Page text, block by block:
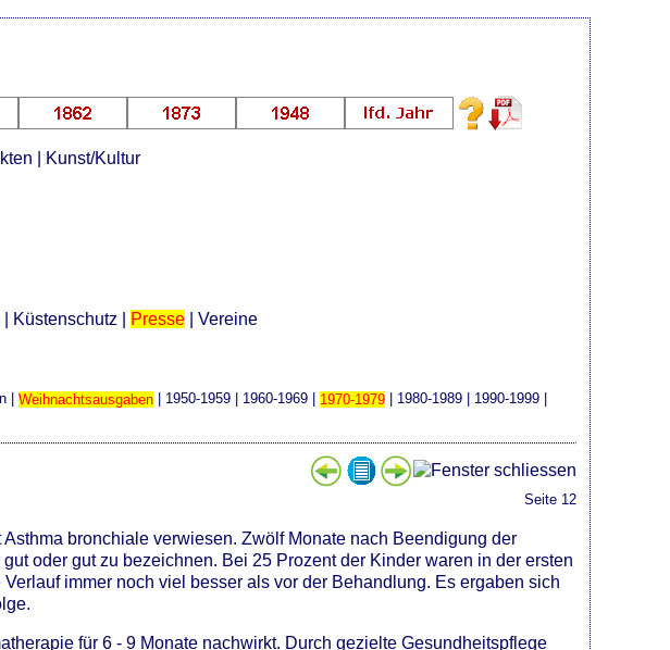
Kunst/Kultur
Küstenschutz Presse |Vereine
|Weihnachtsausgaben 1950-1959 1960-1969 1970-1979 1980-1989 1990-1999
Seite 12
bronchiale verwiesen. Zwölf Monate nach Beendigung der
oder gut zu bezeichnen. Bei 25 Prozent der Kinder waren in der ersten
immer noch viel besser als vor der Behandlung. Es ergaben sich
für 6 - 9 Monate nachwirkt. Durch gezielte Gesundheitspflege